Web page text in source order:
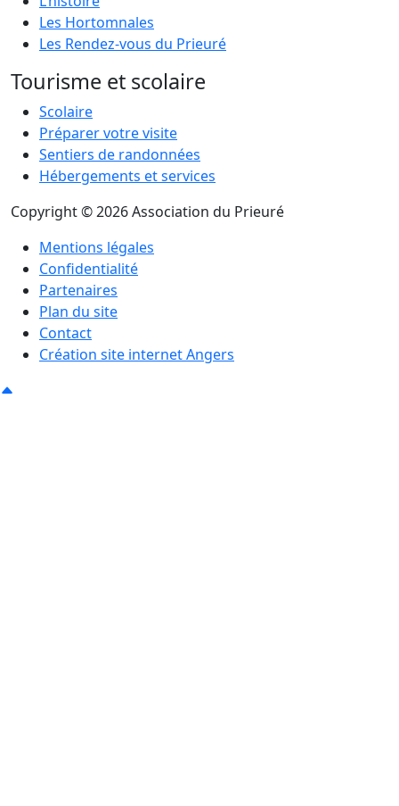
Les Hortomnales
Les Rendez-vous du Prieuré
Tourisme et scolaire
Scolaire
Préparer votre visite
Sentiers de randonnées
Hébergements et services
Copyright © 2026 Association du Prieuré
Mentions légales
Confidentialité
Partenaires
Plan du site
Contact
Création site internet Angers